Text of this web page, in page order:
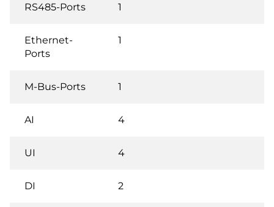
RS485-Ports 1
Ethernet-
Ports
1
M-Bus-Ports 1
AI 4
UI 4
DI 2